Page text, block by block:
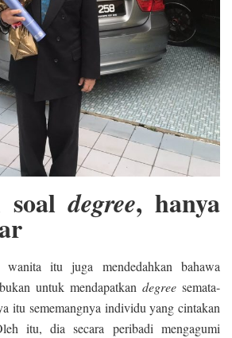
soaldegree, hanya
wanita itu juga mendedahkan bahawa
untuk mendapatkan degree semata-
itu sememangnya individu yang cintakan
itu, dia secara peribadi mengagumi